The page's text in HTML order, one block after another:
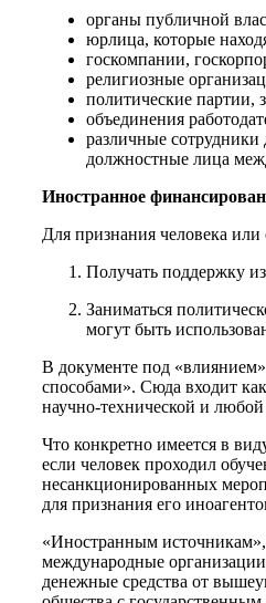
органы публичной
юрлица, которые
госкомпании,
религиозные
политические партии,
объединения
различные сотрудники
должностные лица
Иностранное
Для признания человека
Получать поддержку
Заниматься
могут быть
В документе под
способами». Сюда входит
научно-технической и
Что конкретно имеется в
если человек проходил
несанкционированных
для признания его
«Иностранным источникам»,
международные
денежные средства от